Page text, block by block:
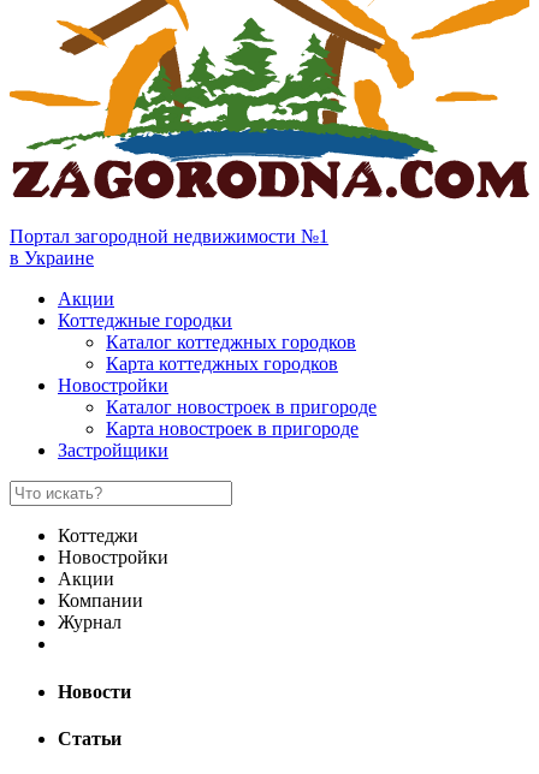
Портал загородной недвижимости №1
в Украине
Акции
Коттеджные городки
Каталог коттеджных городков
Карта коттеджных городков
Новостройки
Каталог новостроек в пригороде
Карта новостроек в пригороде
Застройщики
Коттеджи
Новостройки
Акции
Компании
Журнал
Новости
Статьи